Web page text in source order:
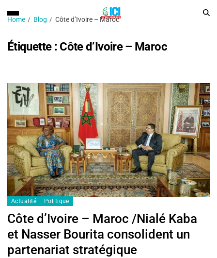
Home Blog Côte d’Ivoire – Maroc
Étiquette : Côte d’Ivoire – Maroc
Actualité Politique
Côte d’Ivoire – Maroc /Nialé Kaba
et Nasser Bourita consolident un
partenariat stratégique